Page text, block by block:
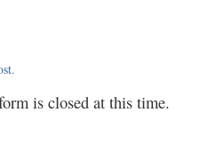
is closed at this time.